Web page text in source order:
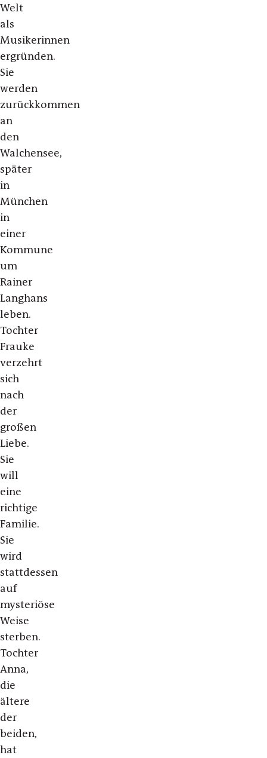
Welt
als
Musikerinnen
ergründen.
Sie
werden
zurückkommen
an
den
Walchensee,
später
in
München
in
einer
Kommune
um
Rainer
Langhans
leben.
Tochter
Frauke
verzehrt
sich
nach
der
großen
Liebe.
Sie
will
eine
richtige
Familie.
Sie
wird
stattdessen
auf
mysteriöse
Weise
sterben.
Tochter
Anna,
die
ältere
der
beiden,
hat